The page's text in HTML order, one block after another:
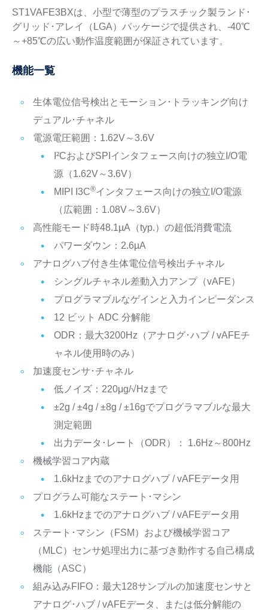
ST1VAFE3BXは、小型で薄型のプラスチック製ランド･
グリッド･アレイ（LGA）パッケージで提供され、-40℃
～+85℃の広い動作温度範囲が保証されています。
機能一覧
生体電位信号検出とモーション･トラッキング向け
デュアル･チャネル
電源電圧範囲：1.62V～3.6V
I²CおよびSPIインタフェース向けの独立I/O電
源（1.62V～3.6V）
MIPI I3C®インタフェース向けの独立I/O電源
（広範囲：1.08V～3.6V）
高性能モード時48.1µA（typ.）の超低消費電流
パワーダウン：2.6µA
アナログハブ付き生体電位信号検出チャネル
シングルチャネル差動入力アンプ（vAFE）
プログラマブルなゲインと入力インピーダンス
12 ビット ADC 分解能
ODR：最大3200Hz（アナログ･ハブ / vAFEチ
ャネル使用時のみ）
加速度センサ･チャネル
低ノイズ：220μg/√Hzまで
±2g / ±4g / ±8g / ±16gでプログラマブルな最大
測定範囲
出力データ･レート（ODR）： 1.6Hz～800Hz
機械学習コア内蔵
1.6kHzまでのアナログハブ / vAFEデータ用
プログラム可能なステート･マシン
1.6kHzまでのアナログハブ / vAFEデータ用
ステート･マシン（FSM）および機械学習コア
（MLC）センサ処理出力に基づき動作する自己構成
機能（ASC）
組み込みFIFO：最大128サンプルの加速度センサと
アナログ･ハブ / vAFEデータ、または低分解能の